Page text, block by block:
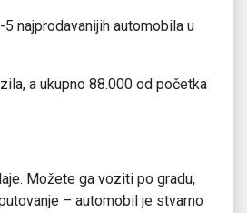
najprodavanijih automobila u
a ukupno 88.000 od početka
Možete ga voziti po gradu,
– automobil je stvarno